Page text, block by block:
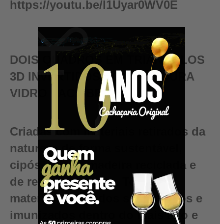
https://youtu.be/I1Uyar0WV0E
DOIS QUADROS EM TRIÂNGULOS
3D INVERTIDOS COM MOLDURA
VIDRO LACA BRANCO
Criadas com materiais retirados da
natureza de forma sustentável,
cipós, raízes, madeira reciclada e
de reflorestamento. Todos os
materiais utilizados são tratados e
imunizados dentro do mais alto e